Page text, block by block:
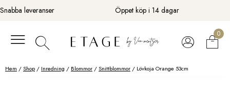
Fortsätt
till
Snabba leveranser Öppet köp i 14 dagar
0
Hem /Shop / Inredning / Blommor /Snittblommor / Lövkoja Orange 53cm